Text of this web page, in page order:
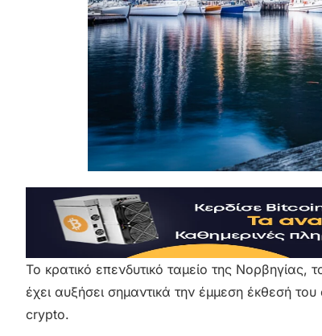
Το κρατικό επενδυτικό ταμείο της
έχει αυξήσει σημαντικά την έμμεση έκθεσή
crypto.